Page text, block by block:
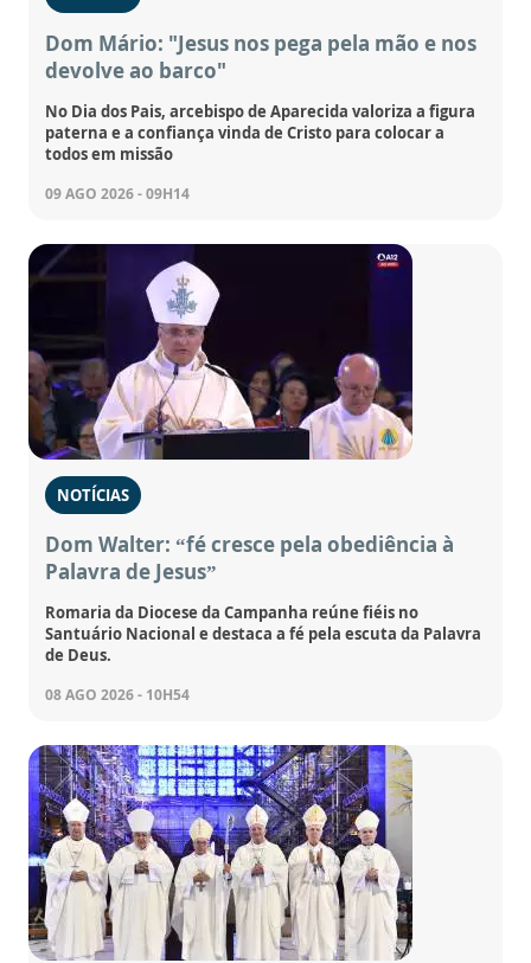
Dom Mário: "Jesus nos pega pela mão e nos
devolve ao barco"
No Dia dos Pais, arcebispo de Aparecida valoriza a figura
paterna e a confiança vinda de Cristo para colocar a
todos em missão
09 AGO 2026 - 09H14
NOTÍCIAS
Dom Walter: “fé cresce pela obediência à
Palavra de Jesus”
Romaria da Diocese da Campanha reúne fiéis no
Santuário Nacional e destaca a fé pela escuta da Palavra
de Deus.
08 AGO 2026 - 10H54